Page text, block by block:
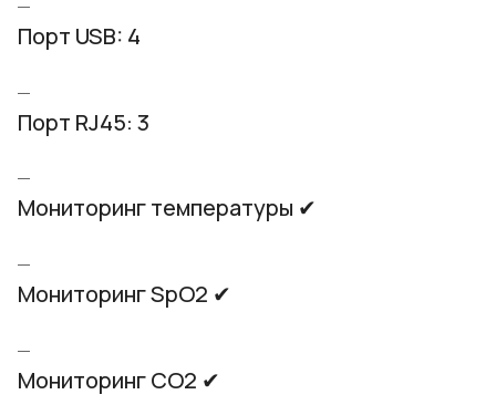
Порт USB: 4
Порт RJ45: 3
Мониторинг температуры ✔
Мониторинг SpO2 ✔
Мониторинг СO2 ✔